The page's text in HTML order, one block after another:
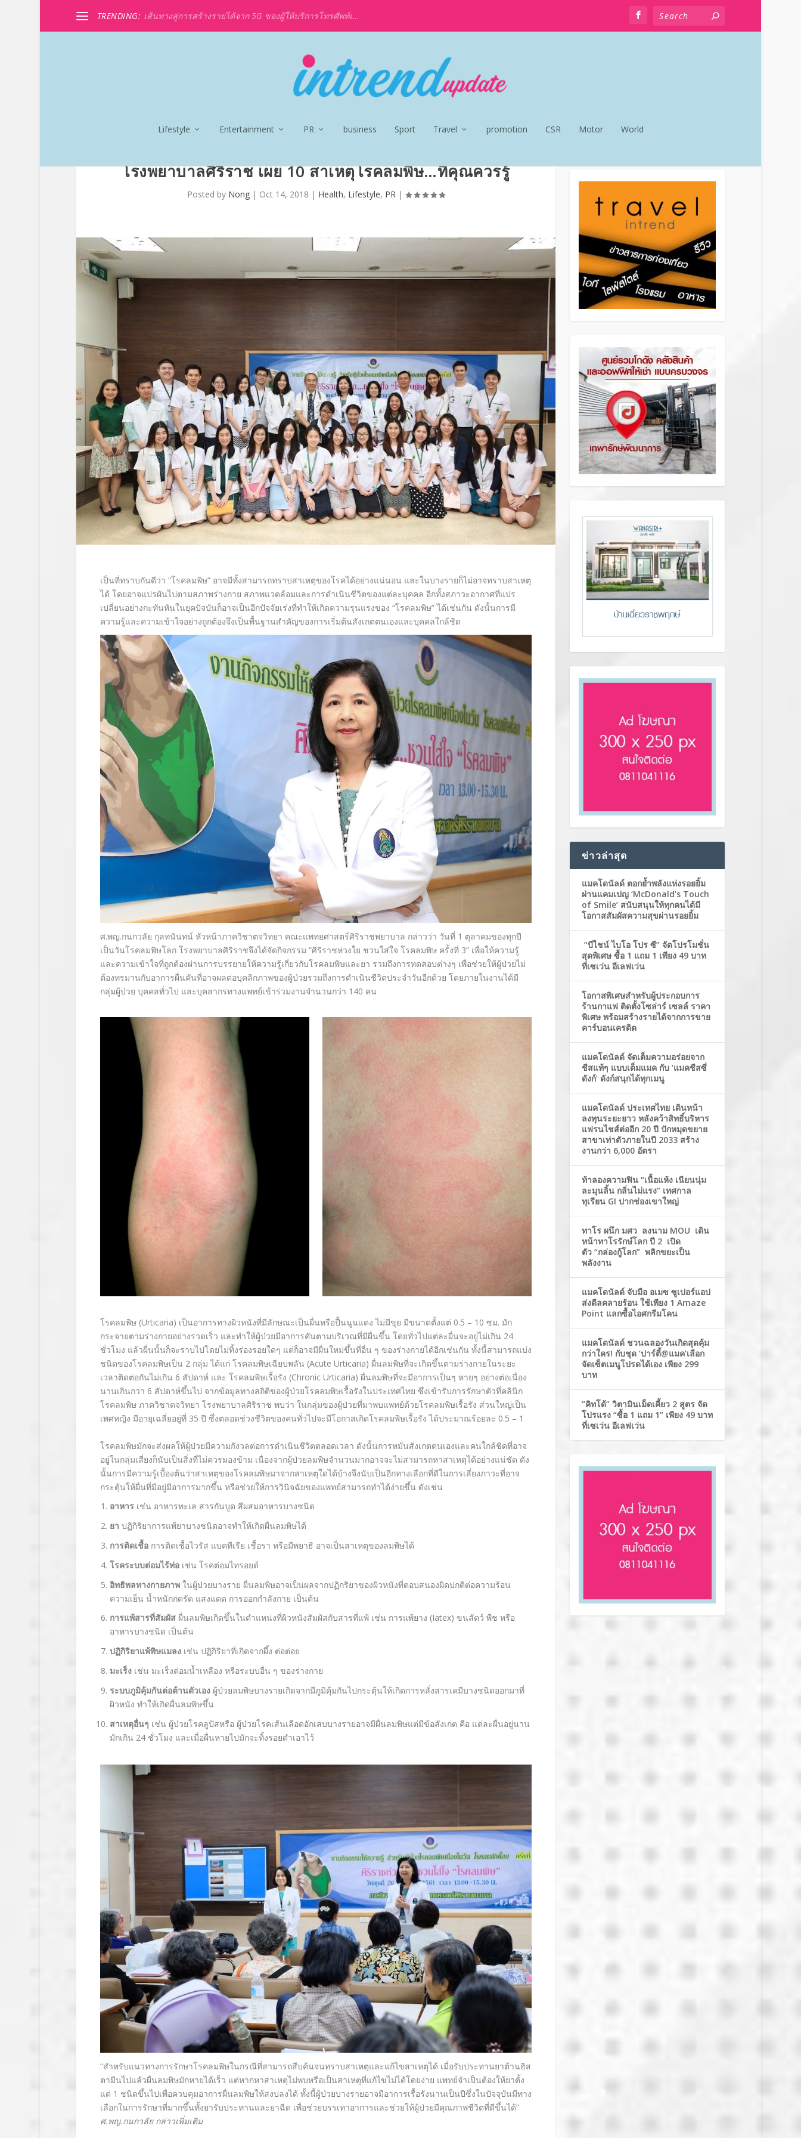
TRENDING: เส้นทางสู่การสร้างรายได้จาก 5G ของผู้ให้บริการโทรศัพท์เ...
Lifestyle Entertainment PR business Sport Travel promotion CSR Motor World
โรงพยาบาลศิริราช เผย 10 สาเหตุโรคลมพิษ…ที่คุณควรรู้
Posted by Nong| Oct 14, 2018 | Health, Lifestyle, PR|
เป็นที่ทราบกันดีว่า “โรคลมพิษ” อาจมีทั้งสามารถทราบสาเหตุของโรคได้อย่างแน่นอน และในบางรายก็ไม่อาจทราบสาเหตุ
ได้ โดยอาจแปรผันไปตามสภาพร่างกาย สภาพแวดล้อมและการดำเนินชีวิตของแต่ละบุคคล อีกทั้งสภาวะอากาศที่แปร
เปลี่ยนอย่างกะทันหันในยุคปัจบันก็อาจเป็นอีกปัจจัยเร่งที่ทำให้เกิดความรุนแรงของ “โรคลมพิษ” ได้เช่นกัน ดังนั้นการมี
ความรู้และความเข้าใจอย่างถูกต้องจึงเป็นพื้นฐานสำคัญของการเริ่มต้นสังเกตตนเองและบุคคลใกล้ชิด
ศ.พญ.กนกวลัย กุลทนันทน์ หัวหน้าภาควิชาตจวิทยา คณะแพทยศาสตร์ศิริราชพยาบาล กล่าวว่า วันที่ 1 ตุลาคมของทุกปี
เป็นวันโรคลมพิษโลก โรงพยาบาลศิริราชจึงได้จัดกิจกรรม “ศิริราชห่วงใย ชวนใส่ใจ โรคลมพิษ ครั้งที่ 3” เพื่อให้ความรู้
และความเข้าใจที่ถูกต้องผ่านการบรรยายให้ความรู้เกี่ยวกับโรคลมพิษและยา รวมถึงการทดสอบต่างๆ เพื่อช่วยให้ผู้ป่วยไม่
ต้องทรมานกับอาการผื่นคันที่อาจผลต่อบุคลิกภาพของผู้ป่วยรวมถึงการดำเนินชีวิตประจำวันอีกด้วย โดยภายในงานได้มี
กลุ่มผู้ป่วย บุคคลทั่วไป และบุคลากรทางแพทย์เข้าร่วมงานจำนวนกว่า 140 คน
โรคลมพิษ (Urticaria) เป็นอาการทางผิวหนังที่มีลักษณะเป็นผื่นหรือปื้นนูนแดง ไม่มีขุย มีขนาดตั้งแต่ 0.5 – 10 ซม. มัก
กระจายตามร่างกายอย่างรวดเร็ว และทำให้ผู้ป่วยมีอาการคันตามบริเวณที่มีผื่นขึ้น โดยทั่วไปแต่ละผื่นจะอยู่ไม่เกิน 24
ชั่วโมง แล้วผื่นนั้นก็จะราบไปโดยไม่ทิ้งร่องรอยใดๆ แต่ก็อาจมีผื่นใหม่ขึ้นที่อื่น ๆ ของร่างกายได้อีกเช่นกัน ทั้งนี้สามารถแบ่ง
ชนิดของโรคลมพิษเป็น 2 กลุ่ม ได้แก่ โรคลมพิษเฉียบพลัน (Acute Urticaria) ผื่นลมพิษที่จะเกิดขึ้นตามร่างกายในระยะ
เวลาติดต่อกันไม่เกิน 6 สัปดาห์ และ โรคลมพิษเรื้อรัง (Chronic Urticaria) ผื่นลมพิษที่จะมีอาการเป็นๆ หายๆ อย่างต่อเนื่อง
นานเกินกว่า 6 สัปดาห์ขึ้นไป จากข้อมูลทางสถิติของผู้ป่วยโรคลมพิษเรื้อรังในประเทศไทย ซึ่งเข้ารับการรักษาตัวที่คลินิก
โรคลมพิษ ภาควิชาตจวิทยา โรงพยาบาลศิริราช พบว่า ในกลุ่มของผู้ป่วยที่มาพบแพทย์ด้วยโรคลมพิษเรื้อรัง ส่วนใหญ่เป็น
เพศหญิง มีอายุเฉลี่ยอยู่ที่ 35 ปี ซึ่งตลอดช่วงชีวิตของคนทั่วไปจะมีโอกาสเกิดโรคลมพิษเรื้อรัง ได้ประมาณร้อยละ 0.5 – 1
โรคลมพิษมักจะส่งผลให้ผู้ป่วยมีความกังวลต่อการดำเนินชีวิตตลอดเวลา ดังนั้นการหมั่นสังเกตตนเองและคนใกล้ชิดที่อาจ
อยู่ในกลุ่มเสี่ยงก็นับเป็นสิ่งที่ไม่ควรมองข้าม เนื่องจากผู้ป่วยลมพิษจำนวนมากอาจจะไม่สามารถหาสาเหตุได้อย่างแน่ชัด ดัง
นั้นการมีความรู้เบื้องต้นว่าสาเหตุของโรคลมพิษมาจากสาเหตุใดได้บ้างจึงนับเป็นอีกทางเลือกที่ดีในการเลี่ยงภาวะที่อาจ
กระตุ้นให้ผื่นที่มีอยู่มีอาการมากขึ้น หรือช่วยให้การวินิจฉัยของแพทย์สามารถทำได้ง่ายขึ้น ดังเช่น
อาหาร เช่น อาหารทะเล สารกันบูด สีผสมอาหารบางชนิด
ยา ปฏิกิริยาการแพ้ยาบางชนิดอาจทำให้เกิดผื่นลมพิษได้
การติดเชื้อการติดเชื้อไวรัส แบคทีเรีย เชื้อรา หรือมีพยาธิ อาจเป็นสาเหตุของลมพิษได้
โรคระบบต่อมไร้ท่อเช่น โรคต่อมไทรอยด์
อิทธิพลทางกายภาพในผู้ป่วยบางราย ผื่นลมพิษอาจเป็นผลจากปฏิกริยาของผิวหนังที่ตอบสนองผิดปกติต่อความร้อน
ความเย็น น้ำหนักกดรัด แสงแดด การออกกำลังกาย เป็นต้น
การแพ้สารที่สัมผัสผื่นลมพิษเกิดขึ้นในตำแหน่งที่ผิวหนังสัมผัสกับสารที่แพ้ เช่น การแพ้ยาง (Iatex) ขนสัตว์ พืช หรือ
อาหารบางชนิด เป็นต้น
ปฏิกิริยาแพ้พิษแมลงเช่น ปฏิกิริยาที่เกิดจากผึ้ง ต่อต่อย
มะเร็งเช่น มะเร็งต่อมน้ำเหลือง หรือระบบอื่น ๆ ของร่างกาย
ระบบภูมิคุ้มกันต่อต้านตัวเองผู้ป่วยลมพิษบางรายเกิดจากมีภูมิคุ้มกันไปกระตุ้นให้เกิดการหลั่งสารเคมีบางชนิดออกมาที่
ผิวหนัง ทำให้เกิดผื่นลมพิษขึ้น
สาเหตุอื่นๆ เช่น ผู้ป่วยโรคลูปัสหรือ ผู้ป่วยโรคเส้นเลือดอักเสบบางรายอาจมีผื่นลมพิษแต่มีข้อสังเกต คือ แต่ละผื่นอยู่นาน
มักเกิน 24 ชั่วโมง และเมื่อผื่นหายไปมักจะทิ้งรอยดำเอาไว้
“สำหรับแนวทางการรักษาโรคลมพิษในกรณีที่สามารถสืบค้นจนทราบสาเหตุและแก้ไขสาเหตุได้ เมื่อรับประทานยาต้านฮิส
ตามีนไปแล้วผื่นลมพิษมักหายได้เร็ว แต่หากหาสาเหตุไม่พบหรือเป็นสาเหตุที่แก้ไขไม่ได้โดยง่าย แพทย์จำเป็นต้องให้ยาตั้ง
แต่ 1 ชนิดขึ้นไปเพื่อควบคุมอาการผื่นลมพิษให้สงบลงได้ ทั้งนี้ผู้ป่วยบางรายอาจมีอาการเรื้อรังนานเป็นปีซึ่งในปัจจุบันมีทาง
เลือกในการรักษาที่มากขึ้นทั้งยารับประทานและยาฉีด เพื่อช่วยบรรเทาอาการและช่วยให้ผู้ป่วยมีคุณภาพชีวิตที่ดีขึ้นได้”
ศ.พญ.กนกวลัย กล่าวเพิ่มเติม
ข่าวล่าสุด
แมคโดนัลด์ ตอกย้ำพลังแห่งรอยยิ้ม
ผ่านแคมเปญ ‘McDonald’s Touch
of Smile’ สนับสนุนให้ทุกคนได้มี
โอกาสสัมผัสความสุขผ่านรอยยิ้ม
“บีไชน์ ไบโอ โปร ซี” จัดโปรโมชั่น
สุดพิเศษ ซื้อ 1 แถม 1 เพียง 49 บาท
ที่เซเว่น อีเลฟเว่น
โอกาสพิเศษสำหรับผู้ประกอบการ
ร้านกาแฟ ติดตั้งโซล่าร์ เซลล์ ราคา
พิเศษ พร้อมสร้างรายได้จากการขาย
คาร์บอนเครดิต
แมคโดนัลด์ จัดเต็มความอร่อยจาก
ชีสแท้ๆ แบบเต็มแมค กับ ‘แมคชีสซี่
ดังก์’ ดังก์สนุกได้ทุกเมนู
แมคโดนัลด์ ประเทศไทย เดินหน้า
ลงทุนระยะยาว หลังคว้าสิทธิ์บริหาร
แฟรนไชส์ต่ออีก 20 ปี ปักหมุดขยาย
สาขาเท่าตัวภายในปี 2033 สร้าง
งานกว่า 6,000 อัตรา
ท้าลองความฟิน “เนื้อแห้ง เนียนนุ่ม
ละมุนลิ้น กลิ่นไม่แรง” เทศกาล
ทุเรียน GI ปากช่องเขาใหญ่
ทาโร ผนึก มศว ลงนาม MOU เดิน
หน้าทาโรรักษ์โลก ปี 2 เปิด
ตัว “กล่องกู้โลก” พลิกขยะเป็น
พลังงาน
แมคโดนัลด์ จับมือ อเมซ ซูเปอร์แอป
ส่งดีลคลายร้อน ใช้เพียง 1 Amaze
Point แลกซื้อไอศกรีมโคน
แมคโดนัลด์ ชวนฉลองวันเกิดสุดคุ้ม
กว่าใคร! กับชุด ‘ปาร์ตี้@แมค’เลือก
จัดเซ็ตเมนูโปรดได้เอง เพียง 299
บาท
“คิทโด้” วิตามินเม็ดเคี้ยว 2 สูตร จัด
โปรแรง “ซื้อ 1 แถม 1” เพียง 49 บาท
ที่เซเว่น อีเลฟเว่น